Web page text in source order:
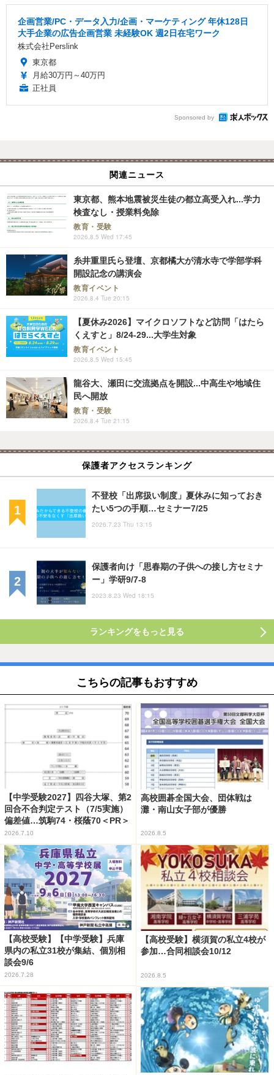
企画営業/PC・データ入力/企画・マーケティング 年休128日
大手企業の広告企画営業 未経験OK 週2日在宅ワーク
株式会社Perslink
東京都
月給30万円～40万円
正社員
Sponsored by
関連ニュース
東京都、熊本地震被災生徒の都立高受入れ...学力
検査なし・授業料免除
教育・受験
2026.8.5 Wed 17:45
糸井重里氏ら登壇、京都橘大が清水寺で学部学科
開設記念の講演会
教育イベント
2026.8.4 Tue 20:15
【夏休み2026】マイクロソフトなど訪問「はたら
くえすと」8/24-29...大学生対象
教育イベント
2026.8.5 Wed 15:45
龍谷大、瀬田に交流拠点を開設...中高生や地域住
民へ開放
教育・受験
2026.8.4 Tue 21:15
保護者アクセスランキング
不登校「出席扱い制度」夏休みに知っておき
たい5つの手順…セミナー7/25
2026.7.23 Thu 13:15
保護者向け「思春期の子供への接し方セミナ
ー」学研9/7-8
2023.8.23 Wed 18:15
ランキングをもっと見る
こちらの記事もおすすめ
【中学受験2027】四谷大塚、第2
回合不合判定テスト（7/5実施）
偏差値…筑駒74・桜蔭70＜PR＞
2026.7.10
高校囲碁全国大会、団体戦は
灘・南山女子部が優勝
2026.8.5
【高校受験】【中学受験】兵庫
県内の私立31校が集結、個別相
談会9/6
2026.7.28
【高校受験】横須賀の私立4校が
参加…合同相談会10/12
2026.8.5